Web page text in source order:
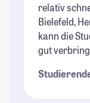
relativ
Bielefeld,
kann die
gut